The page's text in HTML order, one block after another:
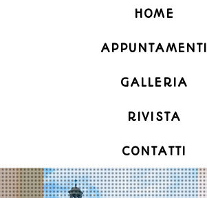
HOME
APPUNTAMENTI
GALLERIA
RIVISTA
CONTATTI